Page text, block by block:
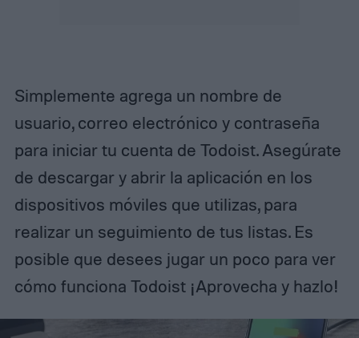
Simplemente agrega un nombre de
usuario, correo electrónico y contraseña
para iniciar tu cuenta de Todoist. Asegúrate
de descargar y abrir la aplicación en los
dispositivos móviles que utilizas, para
realizar un seguimiento de tus listas. Es
posible que desees jugar un poco para ver
cómo funciona Todoist ¡Aprovecha y hazlo!